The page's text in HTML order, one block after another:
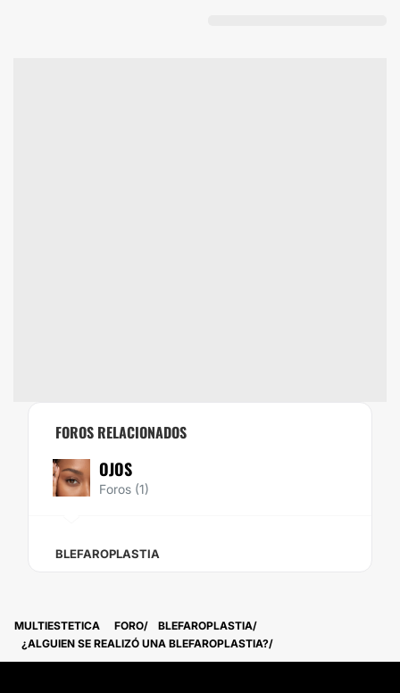
FOROS RELACIONADOS
OJOS
Foros (1)
BLEFAROPLASTIA
MULTIESTETICA FORO
BLEFAROPLASTIA
¿ALGUIEN SE REALIZÓ UNA BLEFAROPLASTIA?